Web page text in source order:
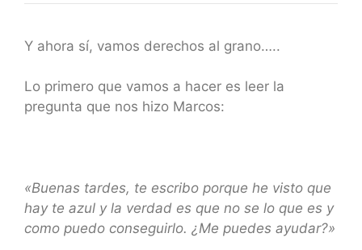
Y ahora sí, vamos derechos al grano…..
Lo primero que vamos a hacer es leer la
pregunta que nos hizo Marcos:
«Buenas tardes, te escribo porque he visto que
hay te azul y la verdad es que no se lo que es y
como puedo conseguirlo. ¿Me puedes ayudar?»